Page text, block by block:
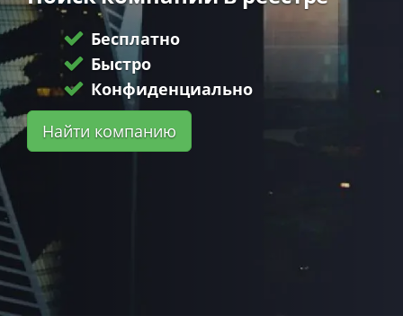
Бесплатно
Быстро
Конфиденциально
Найти компанию